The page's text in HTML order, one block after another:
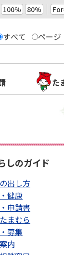
100% 80%
すべて ページ
た
しのガイド
出し方
健康
申請書
まむら
募集
内